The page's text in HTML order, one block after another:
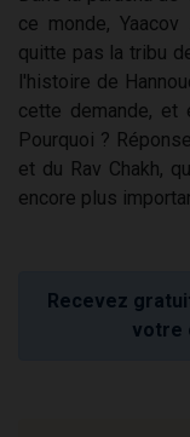
ce monde,
quitte pas la tribu
l'histoire de
cette demande, et
Pourquoi ?
et du Rav Chakh,
encore plus
Recevez
votre